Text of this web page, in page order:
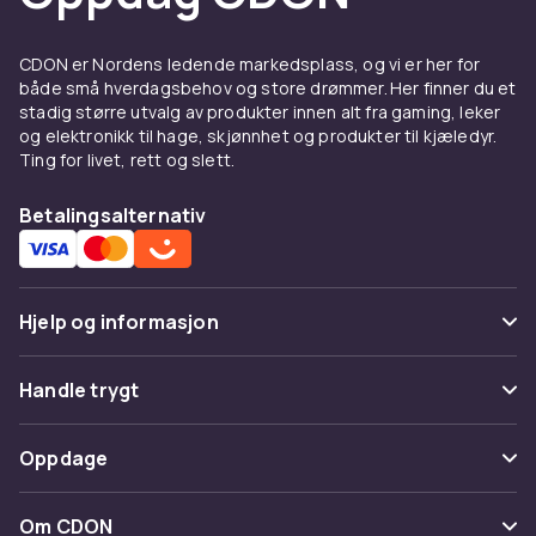
hvordan du jobber. Derfor finnes det både
håndholdte og stasjonære
strekkodeskannere, trådløse alternativer og
modeller for fast installasjon. Noen er bygget
er perfekte for enklere oppgaver og
sporadisk skanning.
systemer
Mange strekkodeskannere kan håndtere både
og fungerer problemfritt med kassesystemer,
lagerprogramvare og administrative verktøy.
Dette gjør integrering enkel og arbeidsdagen
CDON er Nordens ledende markedsplass, og vi er her for
både små hverdagsbehov og store drømmer. Her finner du et
stadig større utvalg av produkter innen alt fra gaming, leker
og elektronikk til hage, skjønnhet og produkter til kjæledyr.
Ting for livet, rett og slett.
Betalingsalternativ
Hjelp og informasjon
Vanlige spørsmål
Spor pakke
Angre & returner her
Kontakt oss
Handle trygt
Betaling
Levering
Oppdage
Kategorier
Om CDON